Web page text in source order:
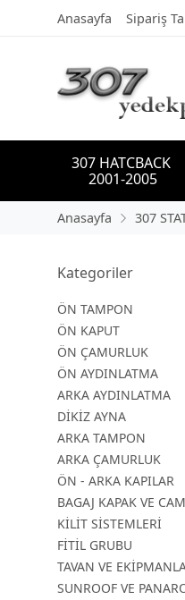
Anasayfa Sipariş
307 HATCBACK
2001-2005
Anasayfa 307
Kategoriler
ÖN TAMPON
ÖN KAPUT
ÖN ÇAMURLUK
ÖN AYDINLATMA
ARKA AYDINLATMA
DİKİZ AYNA
ARKA TAMPON
ARKA ÇAMURLUK
ÖN - ARKA KAPILAR
BAGAJ KAPAK VE CAM
KİLİT SİSTEMLERİ
FİTİL GRUBU
TAVAN VE
SUNROOF VE